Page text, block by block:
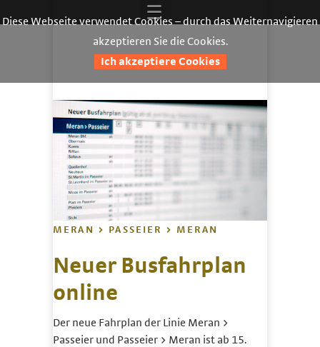
MERAN > PASSEIER > MERAN
Neuer Busfahrplan
online
Der neue Fahrplan der Linie Meran >
Passeier und Passeier > Meran ist ab 15.
Diese Webseite verwendet Cookies – durch das Weiternavigieren
akzeptieren Sie die Cookies.
Ich akzeptiere Cookies